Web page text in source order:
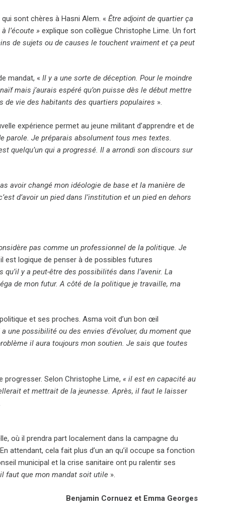
sont chères à Hasni Alem. « Être adjoint de quartier ça
l’écoute »explique son collègue Christophe Lime. Un fort
de sujets ou de causes le touchent vraiment et ça peut
mandat, «Il y a une sorte de déception. Pour le moindre
mais j’aurais espéré qu’on puisse dès le début mettre
de vie des habitants des quartiers populaires ».
expérience permet au jeune militant d’apprendre et de
parole. Je préparais absolument tous mes textes.
quelqu’un qui a progressé. Il a arrondi son discours sur
avoir changé mon idéologie de base et la manière de
d’avoir un pied dans l’institution et un pied en dehors
pas comme un professionnel de la politique. Je
est logique de penser à de possibles futures
y a peut-être des possibilités dans l’avenir. La
de mon futur. A côté de la politique je travaille, ma
et ses proches. Asma voit d’un bon œil
a une possibilité ou des envies d’évoluer, du moment que
il aura toujours mon soutien. Je sais que toutes
progresser. Selon Christophe Lime,« il est en capacité au
et mettrait de la jeunesse. Après, il faut le laisser
où il prendra part localement dans la campagne du
En attendant, cela fait plus d’un an qu’il occupe sa fonction
municipal et la crise sanitaire ont pu ralentir ses
faut que mon mandat soit utile ».
Benjamin Cornuez et Emma Georges